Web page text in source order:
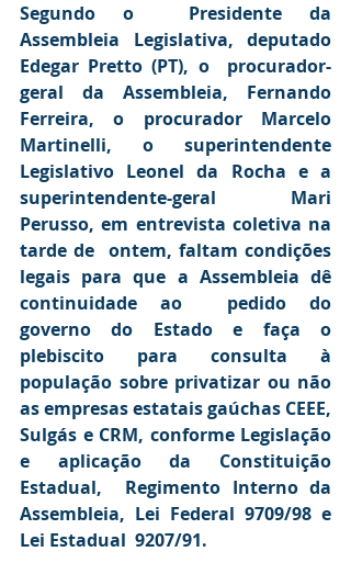
Segundo o  Presidente da
Assembleia Legislativa, deputado
Edegar Pretto (PT), o  procurador-
geral da Assembleia, Fernando
Ferreira, o procurador Marcelo
Martinelli, o superintendente
Legislativo Leonel da Rocha e a
superintendente-geral Mari
Perusso, em entrevista coletiva na
tarde de  ontem, faltam condições
legais para que a Assembleia dê
continuidade ao  pedido do
governo do Estado e faça o
plebiscito para consulta à
população sobre privatizar ou não
as empresas estatais gaúchas CEEE,
Sulgás e CRM, conforme Legislação
e aplicação da Constituição
Estadual,  Regimento Interno da
Assembleia, Lei Federal 9709/98 e
Lei Estadual  9207/91.